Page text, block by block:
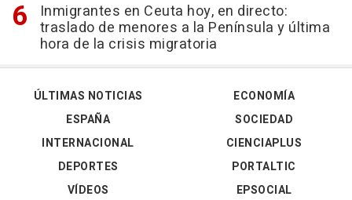
Inmigrantes en Ceuta hoy, en directo:
traslado de menores a la Península y última
hora de la crisis migratoria
ÚLTIMAS NOTICIAS
ESPAÑA
INTERNACIONAL
DEPORTES
VÍDEOS
ECONOMÍA
SOCIEDAD
CIENCIAPLUS
PORTALTIC
EPSOCIAL